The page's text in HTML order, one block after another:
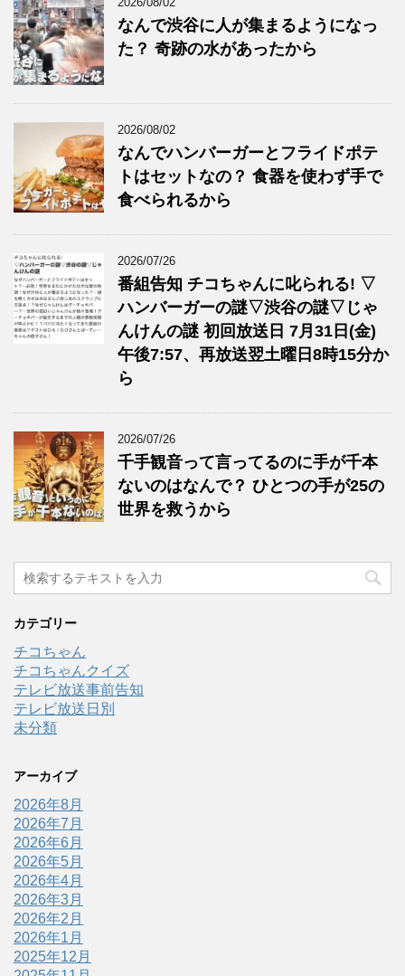
なんで渋谷に人が集まるようになっ
た？ 奇跡の水があったから
2026/08/02
なんでハンバーガーとフライドポテ
トはセットなの？ 食器を使わず手で
食べられるから
2026/07/26
番組告知 チコちゃんに叱られる! ▽
ハンバーガーの謎▽渋谷の謎▽じゃ
んけんの謎 初回放送日 7月31日(金)
午後7:57、再放送翌土曜日8時15分か
ら
2026/07/26
千手観音って言ってるのに手が千本
ないのはなんで？ ひとつの手が25の
世界を救うから
カテゴリー
チコちゃん
チコちゃんクイズ
テレビ放送事前告知
テレビ放送日別
未分類
アーカイブ
2026年8月
2026年7月
2026年6月
2026年5月
2026年4月
2026年3月
2026年2月
2026年1月
2025年12月